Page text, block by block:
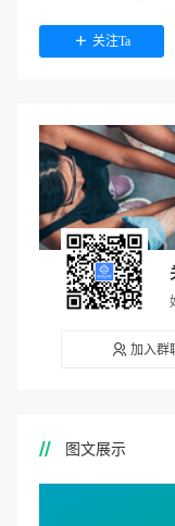
关注Ta
加入群
图文展示